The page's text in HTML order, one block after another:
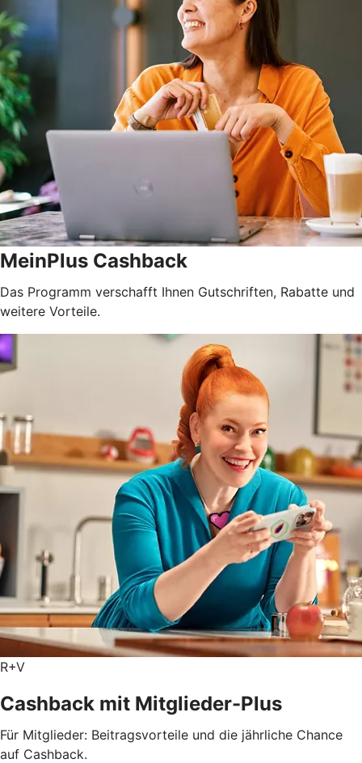
MeinPlus Cashback
Das Programm verschafft Ihnen Gutschriften, Rabatte und
weitere Vorteile.
R+V
Cashback mit Mitglieder-Plus
Für Mitglieder: Beitragsvorteile und die jährliche Chance
auf Cashback.